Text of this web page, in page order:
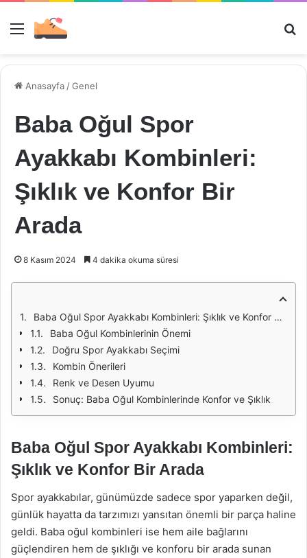
Menü
Anasayfa /Genel
Baba Oğul Spor
Ayakkabı Kombinleri:
Şıklık ve Konfor Bir
Arada
8 Kasım 2024 4 dakika okuma süresi
Baba Oğul Spor Ayakkabı Kombinleri: Şıklık ve Konfor Bir Arada
Baba Oğul Kombinlerinin Önemi
Doğru Spor Ayakkabı Seçimi
Kombin Önerileri
Renk ve Desen Uyumu
Sonuç: Baba Oğul Kombinlerinde Konfor ve Şıklık
Baba Oğul Spor Ayakkabı Kombinleri:
Şıklık ve Konfor Bir Arada
Spor ayakkabılar, günümüzde sadece spor yaparken değil,
günlük hayatta da tarzımızı yansıtan önemli bir parça haline
geldi. Baba oğul kombinleri ise hem aile bağlarını
güçlendiren hem de şıklığı ve konforu bir arada sunan